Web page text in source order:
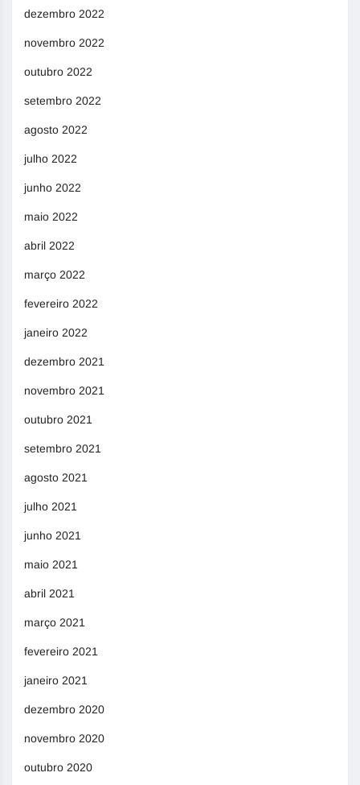
dezembro 2022
novembro 2022
outubro 2022
setembro 2022
agosto 2022
julho 2022
junho 2022
maio 2022
abril 2022
março 2022
fevereiro 2022
janeiro 2022
dezembro 2021
novembro 2021
outubro 2021
setembro 2021
agosto 2021
julho 2021
junho 2021
maio 2021
abril 2021
março 2021
fevereiro 2021
janeiro 2021
dezembro 2020
novembro 2020
outubro 2020